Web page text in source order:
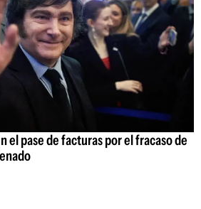
el pase de facturas por el fracaso de